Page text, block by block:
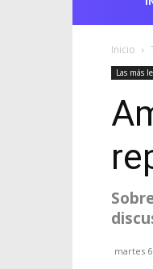
Inicio
Las más
martes